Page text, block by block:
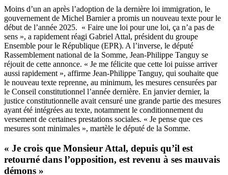
Moins d’un an après l’adoption de la dernière loi immigration, le
gouvernement de Michel Barnier a promis un nouveau texte pour le
début de l’année 2025. « Faire une loi pour une loi, ça n’a pas de
sens », a rapidement réagi Gabriel Attal, président du groupe
Ensemble pour le République (EPR). A l’inverse, le député
Rassemblement national de la Somme, Jean-Philippe Tanguy se
réjouit de cette annonce. « Je me félicite que cette loi puisse arriver
aussi rapidement », affirme Jean-Philippe Tanguy, qui souhaite que
le nouveau texte reprenne, au minimum, les mesures censurées par
le Conseil constitutionnel l’année dernière. En janvier dernier, la
justice constitutionnelle avait censuré une grande partie des mesures
ayant été intégrées au texte, notamment le conditionnement du
versement de certaines prestations sociales. « Je pense que ces
mesures sont minimales », martèle le député de la Somme.
« Je crois que Monsieur Attal, depuis qu’il est
retourné dans l’opposition, est revenu à ses mauvais
démons »